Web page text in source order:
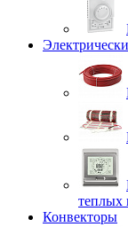
теплых
Конвекторы